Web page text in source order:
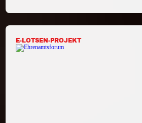
E-LOTSEN-PROJEKT